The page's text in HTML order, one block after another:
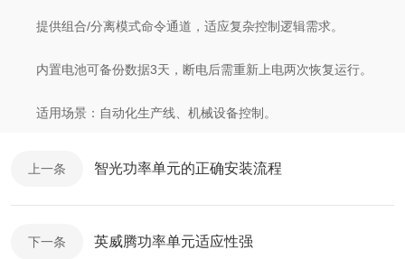
提供组合/分离模式命令通道，适应复杂控制逻辑需求。
内置电池可备份数据3天，断电后需重新上电两次恢复运行。
适用场景：自动化生产线、机械设备控制。
上一条 智光功率单元的正确安装流程
下一条 英威腾功率单元适应性强